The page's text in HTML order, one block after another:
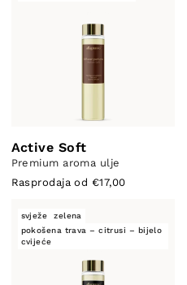
Active Soft
Premium aroma ulje
Rasprodaja od €17,00
svježe
zelena
pokošena trava – citrusi – bijelo
cvijeće